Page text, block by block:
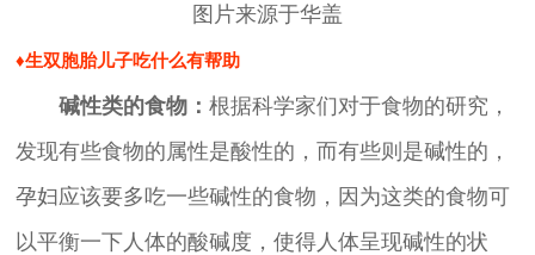
图片来源于华盖
♦生双胞胎儿子吃什么有帮助
碱性类的食物： 根据科学家们对于食物的研究，
发现有些食物的属性是酸性的，而有些则是碱性的，
孕妇应该要多吃一些碱性的食物，因为这类的食物可
以平衡一下人体的酸碱度，使得人体呈现碱性的状